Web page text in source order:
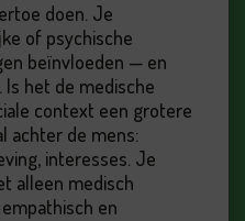
doen. Je
of psychische
beïnvloeden — en
het de medische
context een grotere
achter de mens:
interesses. Je
alleen medisch
en